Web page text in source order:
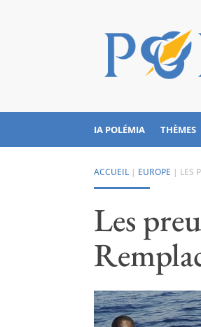
IA POLÉMIA THÈMES
ACCUEIL | EUROPE | LES
Les